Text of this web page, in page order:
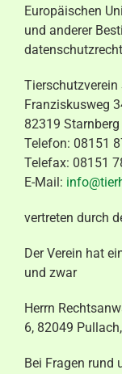
Europäischen
und anderer
Tierschutzverein
Franziskusweg
82319 Starnberg
Telefon: 08151
Telefax: 08151
E-Mail:
vertreten durch
Der Verein hat
und zwar
Herrn
6, 82049 Pullach,
Bei Fragen rund